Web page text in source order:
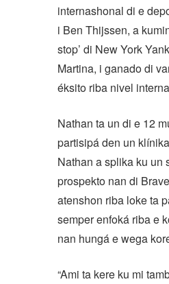
internashonal di e
i Ben Thijssen, a
stop’ di New York
Martina, i ganado di
éksito riba nivel
Nathan ta un di e 12
partisipá den un
Nathan a splika ku un
prospekto nan di
atenshon riba loke ta
semper enfoká riba e
nan hungá e wega
“Ami ta kere ku mi